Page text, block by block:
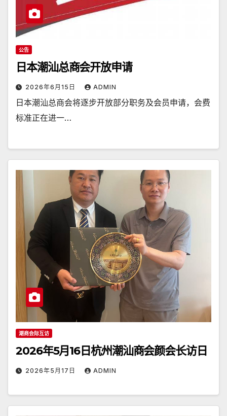
公告
日本潮汕总商会开放申请
2026年6月15日 ADMIN
日本潮汕总商会将逐步开放部分职务及会员申请，会费
标准正在进一…
潮商会际互访
2026年5月16日杭州潮汕商会颜会长访日
2026年5月17日 ADMIN